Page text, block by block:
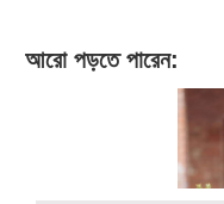
আরো পড়তে পারেন: